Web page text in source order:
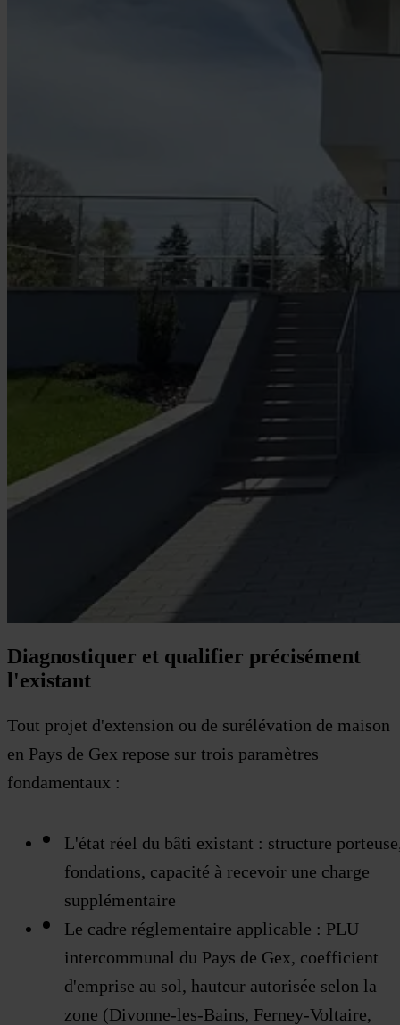
Diagnostiquer et qualifier précisément
l'existant
Tout projet d'extension ou de surélévation de maison
en Pays de Gex repose sur trois paramètres
fondamentaux :
L'état réel du bâti existant : structure
fondations, capacité à recevoir une charge
supplémentaire
Le cadre réglementaire applicable : PLU
intercommunal du Pays de Gex, coefficient
d'emprise au sol, hauteur autorisée selon la
zone (Divonne-les-Bains, Ferney-Voltaire,